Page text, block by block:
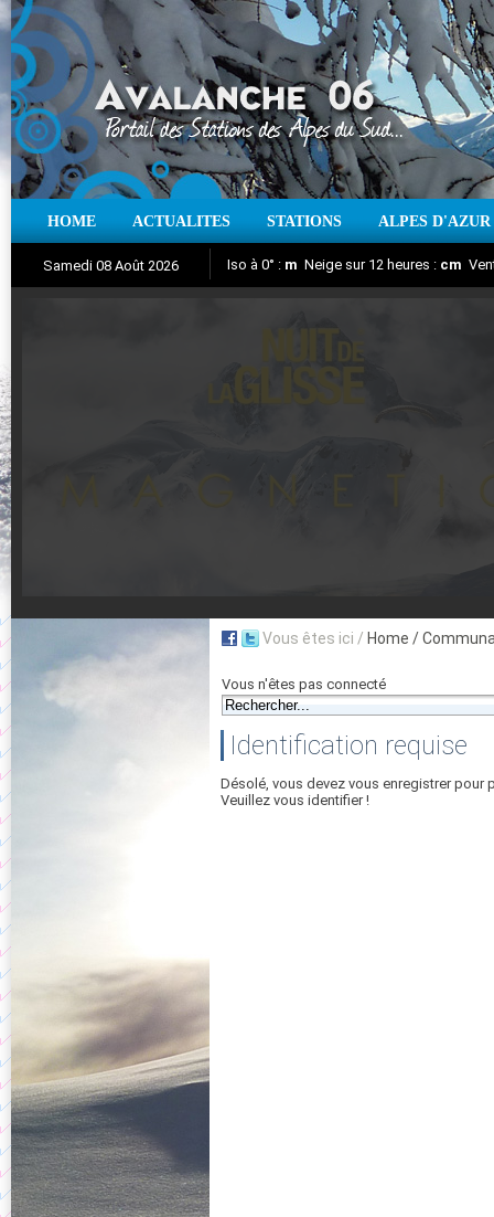
HOME ACTUALITES STATIONS ALPES D'AZUR
Samedi 08 Août 2026 Iso à 0° : m Neige sur 12 heures : cm
Vous êtes ici / Home /
Vous n'êtes pas connecté
Identification requise
Désolé, vous devez vous enregistrer pour
Veuillez vous identifier !